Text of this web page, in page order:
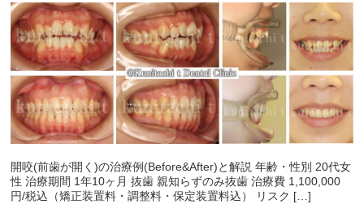
開咬(前歯が開く)の治療例(Before&After)と解説 年齢・性別 20代女
性 治療期間 1年10ヶ月 抜歯 親知らずのみ抜歯 治療費 1,100,000
円/税込（矯正装置料・調整料・保定装置料込） リスク […]